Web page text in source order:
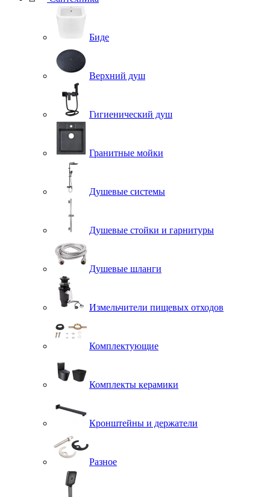
Биде
Верхний душ
Гигиенический душ
Гранитные мойки
Душевые системы
Душевые стойки и гарнитуры
Душевые шланги
Измельчители пищевых отходов
Комплектующие
Комплекты керамики
Кронштейны и держатели
Разное